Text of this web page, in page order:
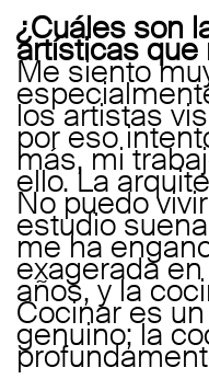
¿Cuáles son
artísticas que
Me siento
los artistas
por eso
más, mi
ello. La
No puedo
estudio
me ha
exagerada
años, y la
Cocinar es
genuino; la